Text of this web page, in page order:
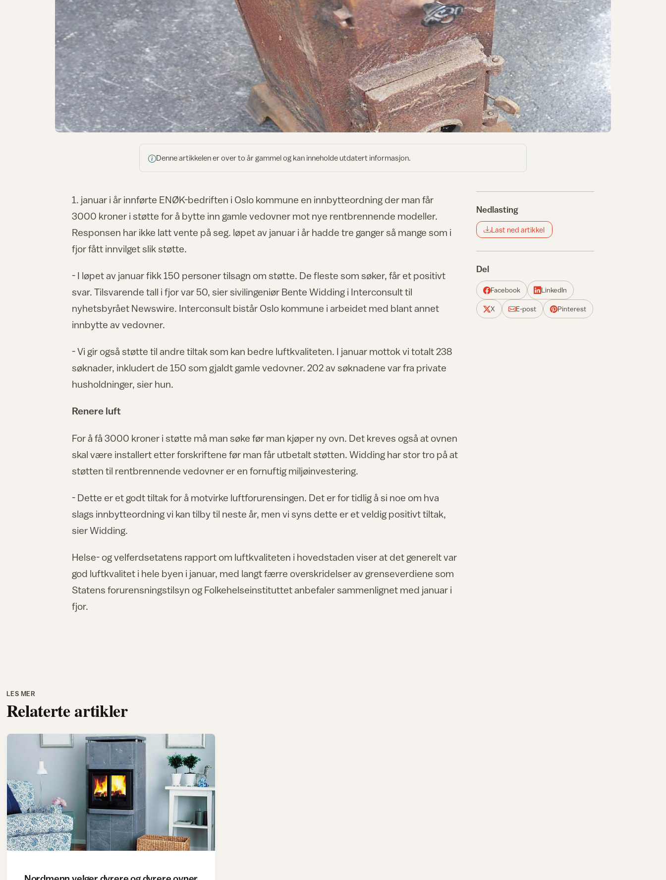
Denne artikkelen er over to år gammel og kan inneholde utdatert informasjon.
1. januar i år innførte ENØK-bedriften i Oslo kommune en innbytteordning der man får
3000 kroner i støtte for å bytte inn gamle vedovner mot nye rentbrennende modeller.
Responsen har ikke latt vente på seg. løpet av januar i år hadde tre ganger så mange som i
fjor fått innvilget slik støtte.
- I løpet av januar fikk 150 personer tilsagn om støtte. De fleste som søker, får et positivt
svar. Tilsvarende tall i fjor var 50, sier sivilingeniør Bente Widding i Interconsult til
nyhetsbyrået Newswire. Interconsult bistår Oslo kommune i arbeidet med blant annet
innbytte av vedovner.
- Vi gir også støtte til andre tiltak som kan bedre luftkvaliteten. I januar mottok vi totalt 238
søknader, inkludert de 150 som gjaldt gamle vedovner. 202 av søknadene var fra private
husholdninger, sier hun.
Renere luft
For å få 3000 kroner i støtte må man søke før man kjøper ny ovn. Det kreves også at ovnen
skal være installert etter forskriftene før man får utbetalt støtten. Widding har stor tro på at
støtten til rentbrennende vedovner er en fornuftig miljøinvestering.
- Dette er et godt tiltak for å motvirke luftforurensingen. Det er for tidlig å si noe om hva
slags innbytteordning vi kan tilby til neste år, men vi syns dette er et veldig positivt tiltak,
sier Widding.
Helse- og velferdsetatens rapport om luftkvaliteten i hovedstaden viser at det generelt var
god luftkvalitet i hele byen i januar, med langt færre overskridelser av grenseverdiene som
Statens forurensningstilsyn og Folkehelseinstituttet anbefaler sammenlignet med januar i
fjor.
Nedlasting
Last ned artikkel
Del
Facebook LinkedIn
X E-post Pinterest
LES MER
Relaterte artikler